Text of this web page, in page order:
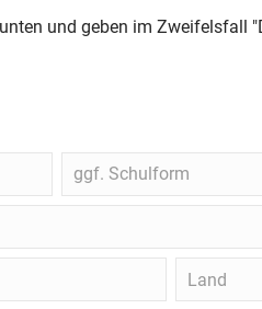
und geben im Zweifelsfall
Schulform
ggf. Schulform
Land